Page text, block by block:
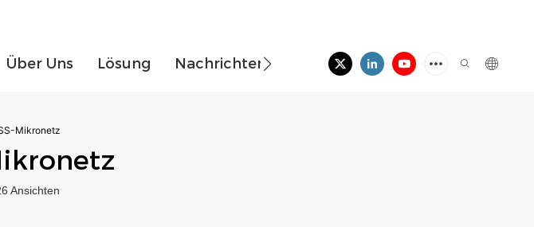
Über Uns Lösung Nachrichten Kontaktieren Sie Uns
Mikronetz
Ansichten